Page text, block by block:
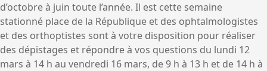
d’octobre à juin toute l’année. Il est cette semaine
stationné place de la République et des ophtalmologistes
et des orthoptistes sont à votre disposition pour réaliser
des dépistages et répondre à vos questions du lundi 12
mars à 14 h au vendredi 16 mars, de 9 h à 13 h et de 14 h à